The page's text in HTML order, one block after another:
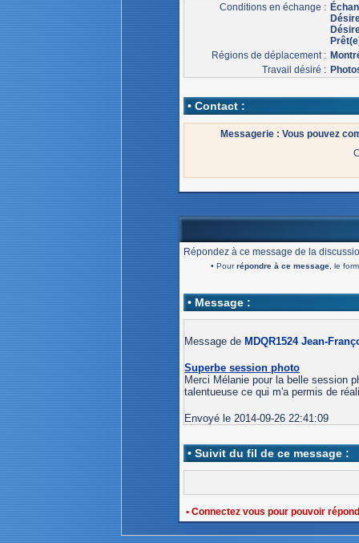
Conditions en échange :
Régions de déplacement :
Travail désiré :
• Contact :
Messagerie : Vous pouvez
Répondez à ce message de la
• Pourrépondre à ce message, le
• Message :
Message de MDQR1524 Jean-
Superbe session photo
Merci Mélanie pour la belle session
talentueuse ce qui m'a permis de
Envoyé le 2014-09-26 22:41:09
• Suivit du fil de ce message :
• Connectez vous pour pouvoir